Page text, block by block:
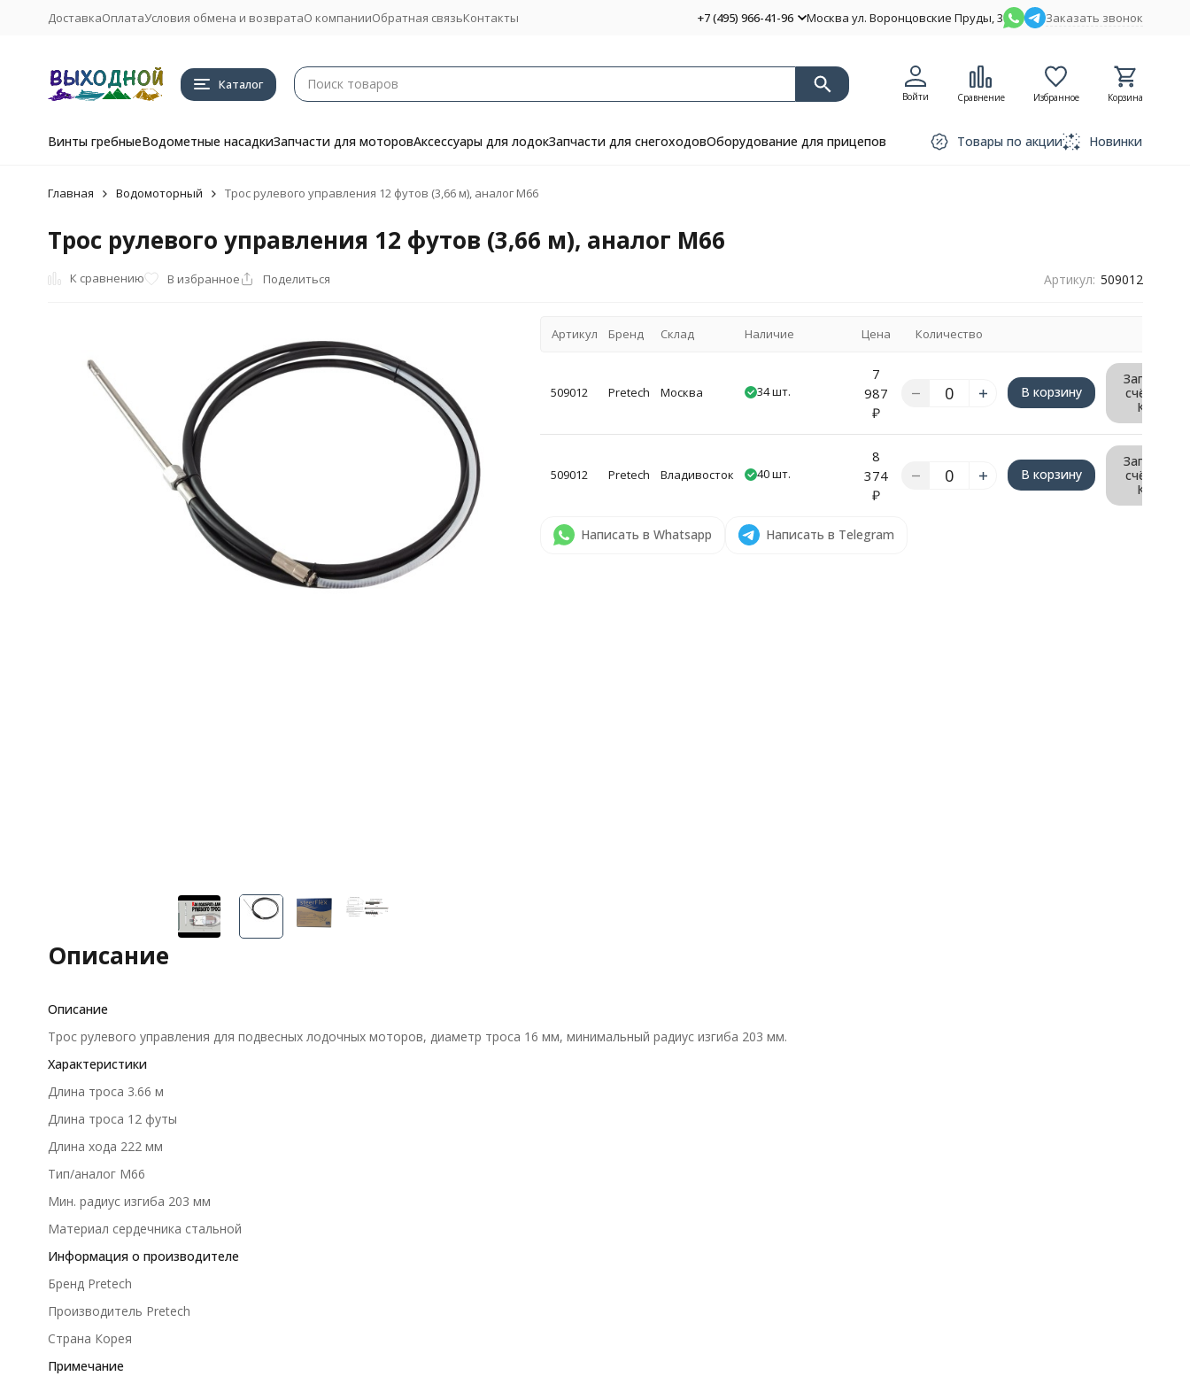
ДоставкаОплатаУсловия обмена и возвратаО компанииОбратная связьКонтакты +7 (495) 966-41-96 Москва ул. Воронцовские Пруды, 3 Заказать звонок
Каталог
Войти Сравнение Избранное Корзина
Винты гребныеВодометные насадкиЗапчасти для моторовАксессуары для лодокЗапчасти для снегоходовОборудование для прицепов Товары по акции Новинки
Главная Водомоторный Трос рулевого управления 12 футов (3,66 м), аналог М66
Трос рулевого управления 12 футов (3,66 м), аналог М66
К сравнению В избранное Поделиться Артикул: 509012
Артикул Бренд Склад Наличие Цена Количество
509012 Pretech Москва 34 шт.
7
987
₽
В корзину
Запрос
счёта/
КП
509012 Pretech Владивосток 40 шт.
8
374
₽
В корзину
Запрос
счёта/
КП
Написать в Whatsapp Написать в Telegram
Описание
Описание
Трос рулевого управления для подвесных лодочных моторов, диаметр троса 16 мм, минимальный радиус изгиба 203 мм.
Характеристики
Длина троса 3.66 м
Длина тросa 12 футы
Длина хода 222 мм
Тип/аналог M66
Мин. радиус изгиба 203 мм
Материал сердечника стальной
Информация о производителе
Бренд Pretech
Производитель Pretech
Страна Корея
Примечание